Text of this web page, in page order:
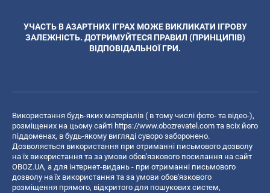
УЧАСТЬ В АЗАРТНИХ ІГРАХ МОЖЕ ВИКЛИКАТИ ІГРОВУ
ЗАЛЕЖНІСТЬ. ДОТРИМУЙТЕСЯ ПРАВИЛ (ПРИНЦИПІВ)
ВІДПОВІДАЛЬНОЇ ГРИ.
Використання будь-яких матеріалів ( в тому числі фото- та відео-),
розміщених на цьому сайті https://www.obozrevatel.com та всіх його
піддоменах, в будь-якому вигляді суворо заборонено.
Дозволяється використання при отриманні письмового дозволу
на їх використання та за умови обов'язкового посилання на сайт
OBOZ.UA, а для інтернет-видань - при отриманні письмового
дозволу на їх використання та за умови обов'язкового
розміщення прямого, відкритого для пошукових систем,